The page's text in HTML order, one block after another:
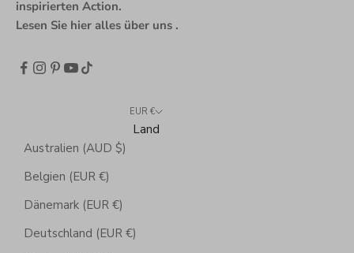
inspirierten Action.
Lesen Sie hier alles über uns .
EUR €
Land
Australien (AUD $)
Belgien (EUR €)
Dänemark (EUR €)
Deutschland (EUR €)